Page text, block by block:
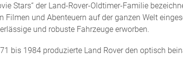
Stars“ der Land-Rover-Oldtimer-Familie
Filmen und Abenteuern auf der ganzen Welt
und robuste Fahrzeuge erworben.
bis 1984 produzierte Land Rover den optisch